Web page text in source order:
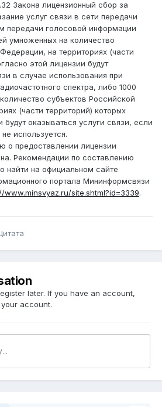
Закона лицензионный сбор за
услуг связи в сети передачи
передачи голосовой информации
умноженных на количество
на территориях (части
этой лицензии будут
в случае использования при
спектра, либо 1000
субъектов Российской
(части территорий) которых
будут оказываться услуги связи, если
используется.
о предоставлении лицензии
Рекомендации по составлению
найти на официальном сайте
портала Мининформсвязи
www.minsvyaz.ru/site.shtml?id=3339.
later. If you have an account,
account.